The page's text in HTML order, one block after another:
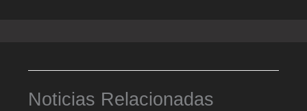
Noticias Relacionadas